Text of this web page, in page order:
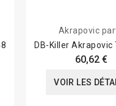
Akrapovic
DB-Killer Akrapovic
60,62 €
VOIR LES